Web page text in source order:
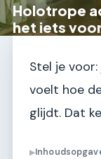
Holotrope
het iets
Stel je
voelt hoe
glijdt. Dat
▶